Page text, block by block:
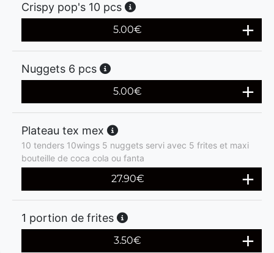
Crispy pop's 10 pcs
5.00€
Nuggets 6 pcs
5.00€
Plateau tex mex
10 tenders 10wings 5 nuggets servi avec 5 frites et maxi
bouteille de coca cola ou fanta
27.90€
1 portion de frites
3.50€